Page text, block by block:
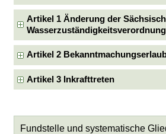
Artikel 1 Änderung der
Wasserzuständigkeitsverordnung
Artikel 2
Artikel 3 Inkrafttreten
Fundstelle und systematische